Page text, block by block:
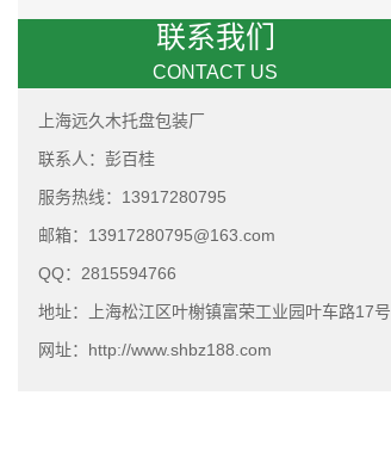
联系我们
CONTACT US
上海远久木托盘包装厂
联系人：彭百桂
服务热线：13917280795
邮箱：13917280795@163.com
QQ：2815594766
地址：上海松江区叶榭镇富荣工业园叶车路17号
网址：http://www.shbz188.com